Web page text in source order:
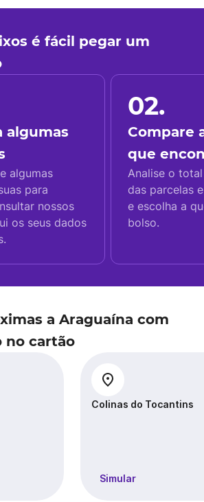
é fácil pegar um
algumas
algumas
para
nossos
os seus dados
02.
Compare
que
Analise o
das parcelas
e escolha a
bolso.
a Araguaína com
no cartão
Colinas do Tocantins
Simular